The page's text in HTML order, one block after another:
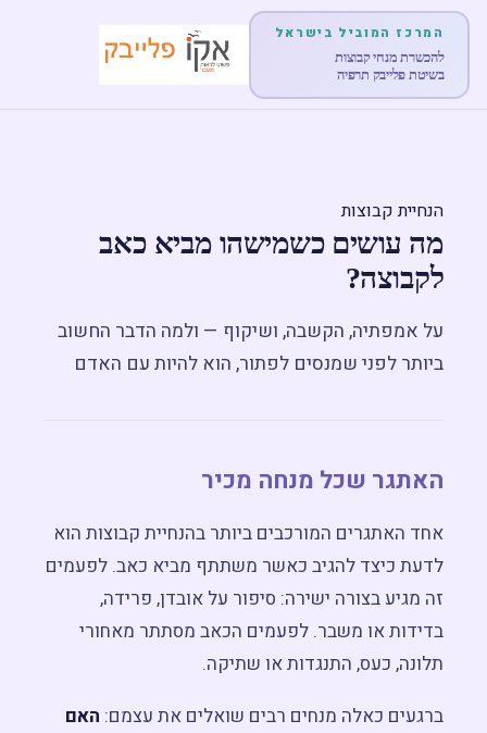
לימודים והכשרות
מוצרים
מפגש חשיפה ←
המרכז המוביל בישראל
להכשרת מנחי קבוצות
בשיטת פלייבק תרפיה
הנחיית קבוצות
מה עושים כשמישהו מביא כאב
לקבוצה?
על אמפתיה, הקשבה, ושיקוף — ולמה הדבר החשוב
ביותר לפני שמנסים לפתור, הוא להיות עם האדם
האתגר שכל מנחה מכיר
אחד האתגרים המורכבים ביותר בהנחיית קבוצות הוא
לדעת כיצד להגיב כאשר משתתף מביא כאב. לפעמים
זה מגיע בצורה ישירה: סיפור על אובדן, פרידה,
בדידות או משבר. לפעמים הכאב מסתתר מאחורי
תלונה, כעס, התנגדות או שתיקה.
ברגעים כאלה מנחים רבים שואלים את עצמם: האם